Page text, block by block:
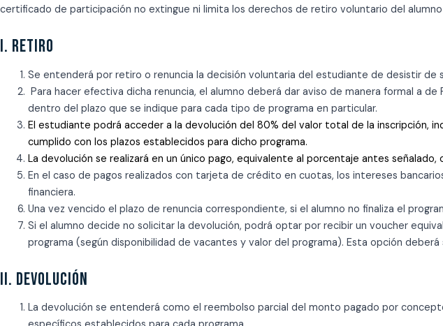
certificado de participación no extingue ni limita los derechos de retiro voluntario del
I. RETIRO
Se entenderá por retiro o renuncia la decisión voluntaria del estudiante de desistir de
Para hacer efectiva dicha renuncia, el alumno deberá dar aviso de manera formal a
dentro del plazo que se indique para cada tipo de programa en particular.
El estudiante podrá acceder a la devolución del 80% del valor total de la inscripción,
cumplido con los plazos establecidos para dicho programa.
La devolución se realizará en un único pago, equivalente al porcentaje antes
En el caso de pagos realizados con tarjeta de crédito en cuotas, los intereses
financiera.
Una vez vencido el plazo de renuncia correspondiente, si el alumno no finaliza el
Si el alumno decide no solicitar la devolución, podrá optar por recibir un voucher
programa (según disponibilidad de vacantes y valor del programa). Esta opción
II. DEVOLUCIÓN
La devolución se entenderá como el reembolso parcial del monto pagado por